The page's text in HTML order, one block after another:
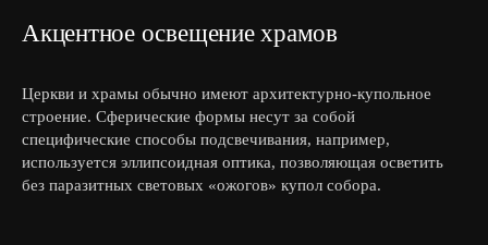
Акцентное освещение храмов
Церкви и храмы обычно имеют архитектурно-купольное
строение. Сферические формы несут за собой
специфические способы подсвечивания, например,
используется эллипсоидная оптика, позволяющая осветить
без паразитных световых «ожогов» купол собора.